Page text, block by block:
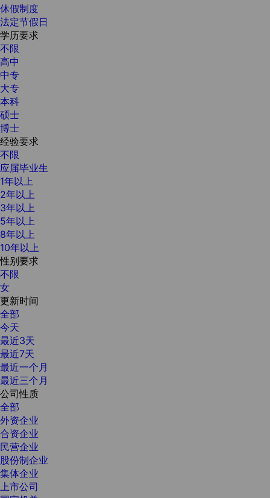
休假制度
法定节假日
学历要求
不限
高中
中专
大专
本科
硕士
博士
经验要求
不限
应届毕业生
1年以上
2年以上
3年以上
5年以上
8年以上
10年以上
性别要求
不限
女
更新时间
全部
今天
最近3天
最近7天
最近一个月
最近三个月
公司性质
全部
外资企业
合资企业
民营企业
股份制企业
集体企业
上市公司